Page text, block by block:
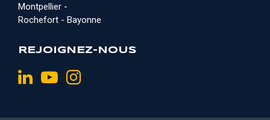
Montpellier -
Rochefort - Bayonne
REJOIGNEZ-NOUS